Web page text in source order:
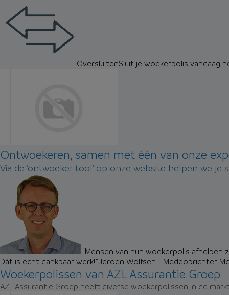
OversluitenSluit je woekerpolis vandaag
Ontwoekeren, samen met één van onze
Via de 'ontwoeker tool' op onze website helpen we je
"Mensen van hun woekerpolis
Dát is echt dankbaar werk!"Jeroen Wolfsen - Medeoprichter
Woekerpolissen van AZL Assurantie Groep
AZL Assurantie Groep heeft diverse woekerpolissen in de